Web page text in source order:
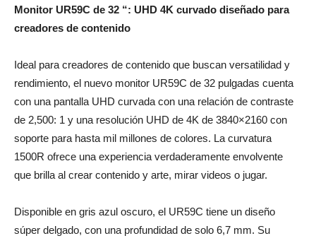
Monitor UR59C de 32 “: UHD 4K curvado diseñado para
creadores de contenido
Ideal para creadores de contenido que buscan versatilidad y
rendimiento, el nuevo monitor UR59C de 32 pulgadas cuenta
con una pantalla UHD curvada con una relación de contraste
de 2,500: 1 y una resolución UHD de 4K de 3840×2160 con
soporte para hasta mil millones de colores. La curvatura
1500R ofrece una experiencia verdaderamente envolvente
que brilla al crear contenido y arte, mirar videos o jugar.
Disponible en gris azul oscuro, el UR59C tiene un diseño
súper delgado, con una profundidad de solo 6,7 mm. Su